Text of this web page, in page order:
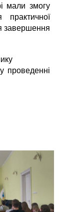
мали змогу
завершення
проведенні